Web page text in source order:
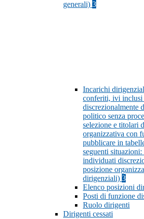
generali) 3
Incarichi
conferiti, ivi
discrezionalmente
politico senza
selezione e titolari
organizzativa con
pubblicare in
seguenti
individuati
posizione
dirigenziali) 3
Elenco posizioni
Posti di funzione
Ruolo dirigenti
Dirigenti cessati